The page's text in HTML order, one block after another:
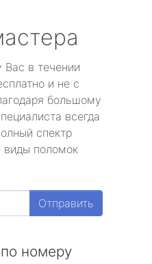
в течении
и не с
большому
всегда
спектр
виды поломок
Отправить
номеру